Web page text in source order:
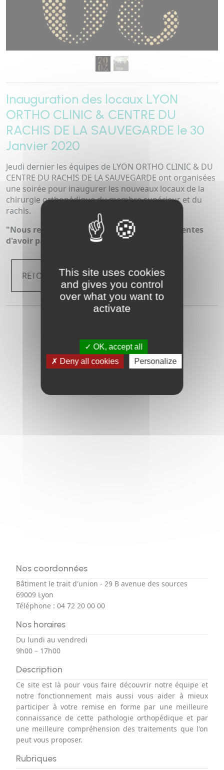
Inauguration des locaux LYON
ORTHO CLINIC & CENTRE DU
RACHIS DE LA SAUVEGARDE le 30
Janvier 2020
Jeudi dernier les équipes de LYON ORTHO CLINIC & DU
CENTRE DU RACHIS DE LA SAUVEGARDE ont organisées
une soirée pour inaugurer les nouveaux locaux de la
chirurgie orthopédique du membre supérieur et du
rachis.
"Nous remercions toutes les personnes présentes
d'avoir passé cette belle soirée avec nous."
RETOUR
Nos coordonnées
Bâtiment le trait d'union - 29 B avenue des sources
69009 Lyon
Téléphone : 04 72 20 00 00
Nos horaires
Du lundi au vendredi
9h00 – 17h00
Description
Ce site est là pour vous faire découvrir notre équipe et
notre fonctionnement mais aussi vous aider à mieux
participer à votre remise en forme par une meilleure
connaissance de cette pathologie orthopédique et par
une meilleure compréhension des traitements que l'on
peut vous proposer.
Rubriques
This site uses cookies
and gives you control
over what you want to
activate
OK, accept all
Deny all cookies
Personalize